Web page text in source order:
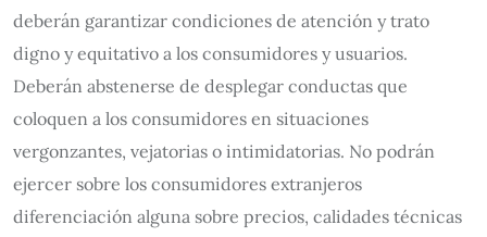
deberán garantizar condiciones de atención y trato
digno y equitativo a los consumidores y usuarios.
Deberán abstenerse de desplegar conductas que
coloquen a los consumidores en situaciones
vergonzantes, vejatorias o intimidatorias. No podrán
ejercer sobre los consumidores extranjeros
diferenciación alguna sobre precios, calidades técnicas